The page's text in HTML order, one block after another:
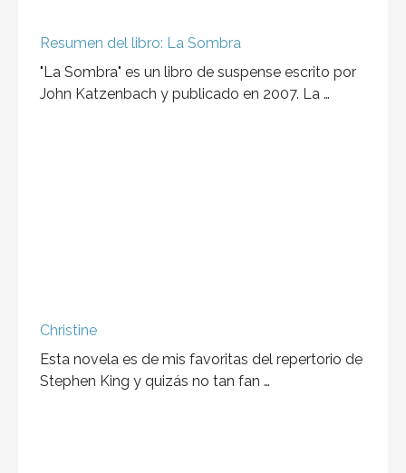
Resumen del libro: La Sombra
"La Sombra" es un libro de suspense escrito por
John Katzenbach y publicado en 2007. La …
Christine
Esta novela es de mis favoritas del repertorio de
Stephen King y quizás no tan fan …